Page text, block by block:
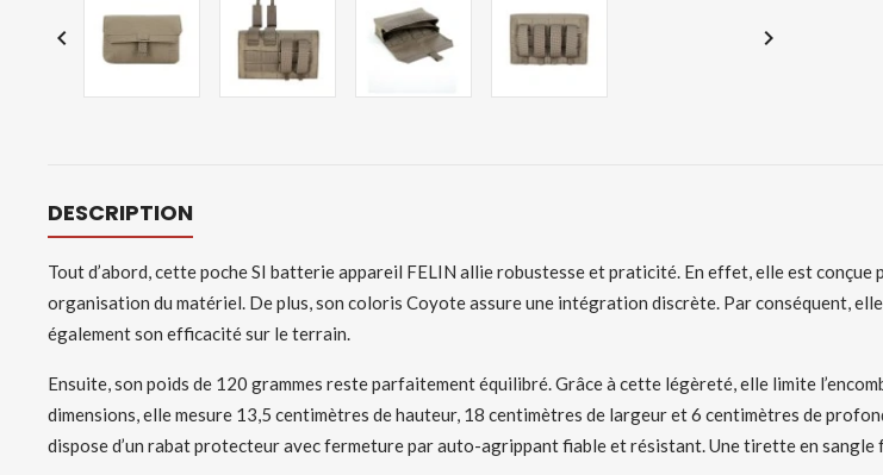
 
DESCRIPTION
Tout d’abord, cette poche SI batterie appareil FELIN allie robustesse et praticité. En effet, elle est
organisation du matériel. De plus, son coloris Coyote assure une intégration discrète. Par conséquent,
également son efficacité sur le terrain.
Ensuite, son poids de 120 grammes reste parfaitement équilibré. Grâce à cette légèreté, elle limite
dimensions, elle mesure 13,5 centimètres de hauteur, 18 centimètres de largeur et 6 centimètres de
dispose d’un rabat protecteur avec fermeture par auto-agrippant fiable et résistant. Une tirette en sangle